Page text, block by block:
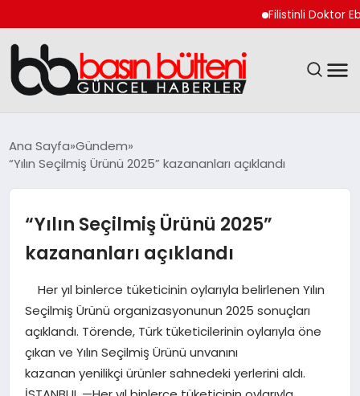
Filistinli Doktor Ebu
GÜNCEL
EKONOMI
MAGAZIN
SAĞLIK
SPOR
TEKNOLOJI
Ana Sayfa Gündem
“Yılın Seçilmiş Ürünü 2025” kazananları açıklandı
“Yılın Seçilmiş Ürünü 2025”
kazananları açıklandı
Her yıl binlerce tüketicinin oylarıyla belirlenen Yılın
Seçilmiş Ürünü organizasyonunun 2025 sonuçları
açıklandı. Törende, Türk tüketicilerinin oylarıyla öne
çıkan ve Yılın Seçilmiş Ürünü unvanını
kazanan yenilikçi ürünler sahnedeki yerlerini aldı.